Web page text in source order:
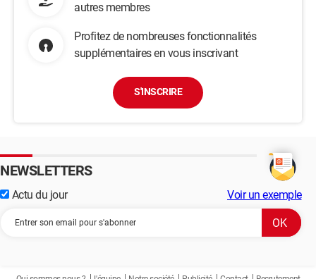
autres membres
Profitez de nombreuses fonctionnalités
supplémentaires en vous inscrivant
S'INSCRIRE
NEWSLETTERS
Actu du jour Voir un exemple